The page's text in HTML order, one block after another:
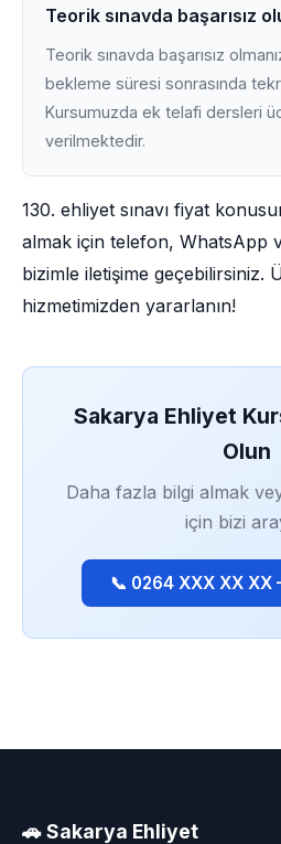
Teorik sınavda başarısız
Teorik sınavda başarısız
bekleme süresi sonrasında
Kursumuzda ek telafi dersleri
verilmektedir.
130. ehliyet sınavı fiyat
almak için telefon, WhatsApp
bizimle iletişime geçebilirsiniz.
hizmetimizden yararlanın!
Sakarya Ehliyet
Olun
Daha fazla bilgi almak
için bizi
📞 0264 XXX XX XX
🚗 Sakarya Ehliyet